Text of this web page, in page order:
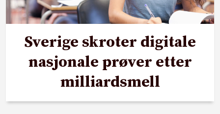
Sverige skroter digitale
nasjonale prøver etter
milliardsmell